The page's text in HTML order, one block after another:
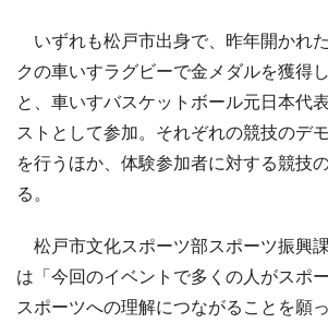
いずれも松戸市出身で、昨年開かれ
クの車いすラグビーで金メダルを獲得
と、車いすバスケットボール元日本代
ストとして参加。それぞれの競技のデ
を行うほか、体験参加者に対する競技
る。
松戸市文化スポーツ部スポーツ振興
は「今回のイベントで多くの人がスポ
スポーツへの理解につながることを願